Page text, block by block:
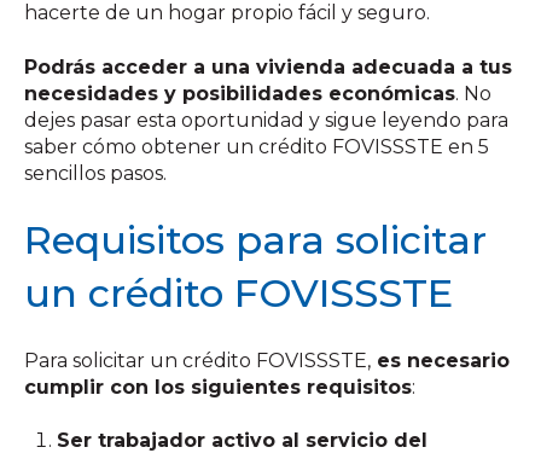
hacerte de un hogar propio fácil y seguro.
Podrás acceder a una vivienda adecuada a tus
necesidades y posibilidades económicas. No
dejes pasar esta oportunidad y sigue leyendo para
saber cómo obtener un crédito FOVISSSTE en 5
sencillos pasos.
Requisitos para solicitar
un crédito FOVISSSTE
Para solicitar un crédito FOVISSSTE, es necesario
cumplir con los siguientes requisitos:
Ser trabajador activo al servicio del